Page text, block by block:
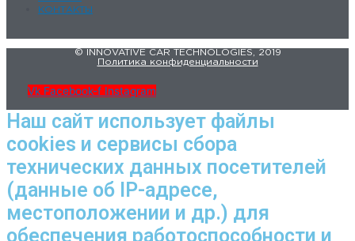
КОНТАКТЫ
© INNOVATIVE CAR TECHNOLOGIES, 2019
Политика конфиденциальности
Vk Facebook-f Instagram
Наш сайт использует файлы
cookies и сервисы сбора
технических данных посетителей
(данные об IP-адресе,
местоположении и др.) для
обеспечения работоспособности и